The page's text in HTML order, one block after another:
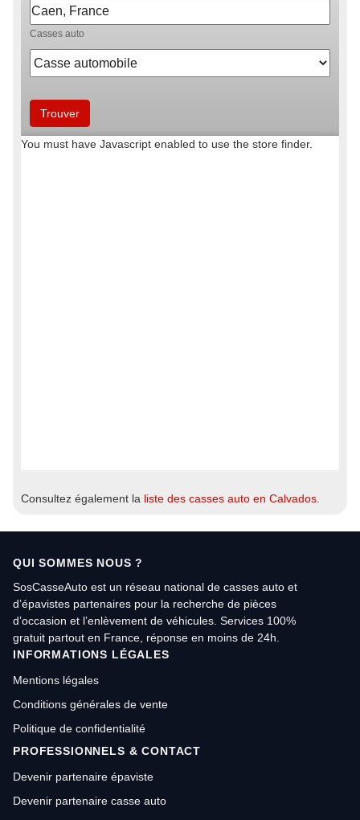
Consultez également la liste des casses auto en Calvados
QUI SOMMES NOUS ?
SosCasseAuto est un réseau national de casses auto et
d’épavistes partenaires pour la recherche de pièces
d’occasion et l’enlèvement de véhicules. Services 100%
gratuit partout en France, réponse en moins de 24h.
INFORMATIONS LÉGALES
Mentions légales
Conditions générales de vente
Politique de confidentialité
PROFESSIONNELS & CONTACT
Devenir partenaire épaviste
Devenir partenaire casse auto